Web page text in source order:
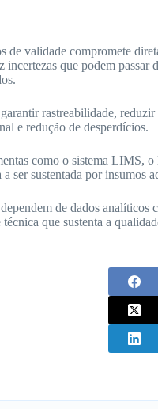
de validade compromete
que podem passar
rastreabilidade,
e redução de desperdícios.
como o sistema LIMS,
ser sustentada por insumos
de dados analíticos
que sustenta a